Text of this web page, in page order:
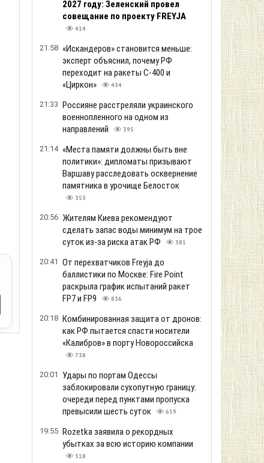
2027 году: Зеленский провел
совещание по проекту FREYJA
414
21:58 «Искандеров» становится меньше:
эксперт объяснил, почему РФ
переходит на ракеты С-400 и
«Циркон»
434
21:33 Россияне расстреляли украинского
военнопленного на одном из
направлений
395
21:14 «Места памяти должны быть вне
политики»: дипломаты призывают
Варшаву расследовать осквернение
памятника в урочище Белосток
353
20:56 Жителям Киева рекомендуют
сделать запас воды минимум на трое
суток из-за риска атак РФ
381
20:41 От перехватчиков Freyja до
баллистики по Москве: Fire Point
раскрыла график испытаний ракет
FP7 и FP9
836
20:18 Комбинированная защита от дронов:
как РФ пытается спасти носители
«Калибров» в порту Новороссийска
738
20:01
Удары по портам Одессы
заблокировали сухопутную границу:
очереди перед пунктами пропуска
превысили шесть суток
659
19:55 Rozetka заявила о рекордных
убытках за всю историю компании
318